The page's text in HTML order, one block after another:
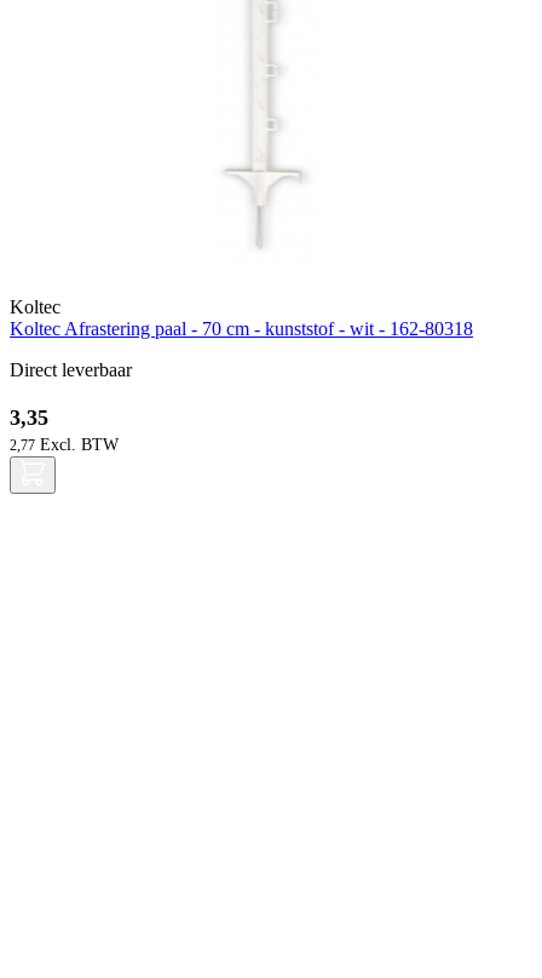
Koltec
Koltec Afrastering paal - 70 cm - kunststof - wit - 162-80318
Direct leverbaar
3,35
2,77